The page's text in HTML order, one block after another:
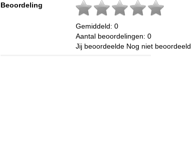
Beoordeling
Gemiddeld:0
Aantal beoordelingen:0
Jij beoordeelde Nog niet beoordeeld